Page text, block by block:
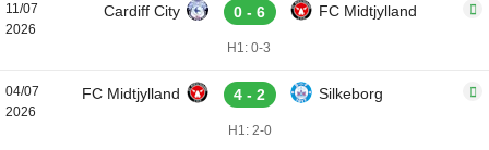
11/07
2026
Cardiff City 0 - 6 FC Midtjylland
H1: 0-3
04/07
2026
FC Midtjylland 4 - 2 Silkeborg
H1: 2-0